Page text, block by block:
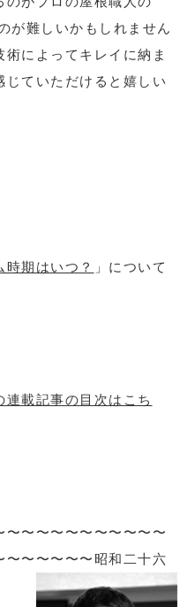
が難しいかもしれません
によってキレイに納ま
じていただけると嬉しい
時期はいつ？
」について
連載記事の目次はこち
〜〜〜〜〜〜〜〜〜〜
〜〜〜〜〜〜 昭和二十六